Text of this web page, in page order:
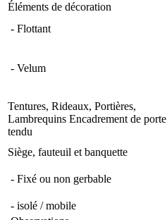
Éléments de décoration
- Flottant
- Velum
Tentures, Rideaux, Portières,
Lambrequins Encadrement de porte
tendu
Siège, fauteuil et banquette
- Fixé ou non gerbable
- isolé / mobile